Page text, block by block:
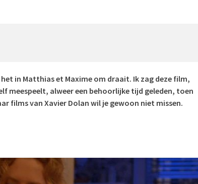
in Matthias et Maxime om draait. Ik zag deze film,
meespeelt, alweer een behoorlijke tijd geleden, toen
films vanXavier Dolan wil je gewoon niet missen.